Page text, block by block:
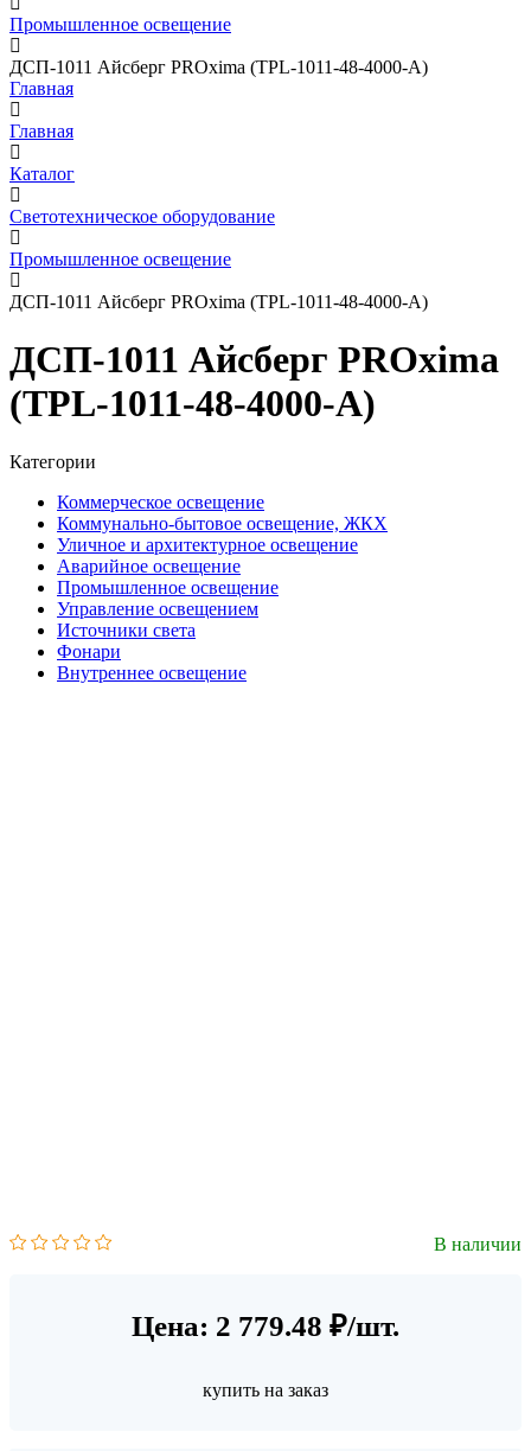
Промышленное освещение
ДСП-1011 Айсберг PROxima (TPL-1011-48-4000-A)
Главная
Главная
Каталог
Светотехническое оборудование
Промышленное освещение
ДСП-1011 Айсберг PROxima (TPL-1011-48-4000-A)
ДСП-1011 Айсберг PROxima
(TPL-1011-48-4000-A)
Категории
Коммерческое освещение
Коммунально-бытовое освещение, ЖКХ
Уличное и архитектурное освещение
Аварийное освещение
Промышленное освещение
Управление освещением
Источники света
Фонари
Внутреннее освещение
В наличии
Цена: 2 779.48 ₽/шт.
купить на заказ